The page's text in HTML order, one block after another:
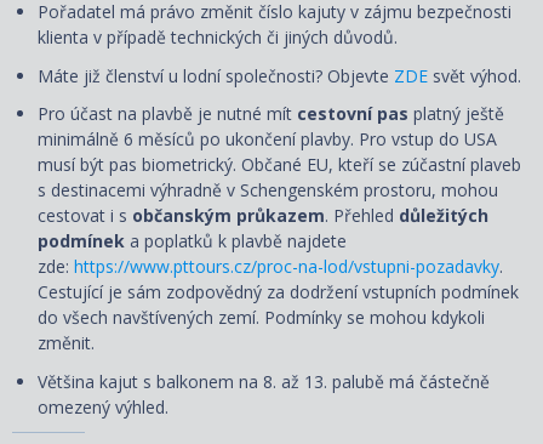
Pořadatel má právo změnit číslo kajuty v zájmu bezpečnosti
klienta v případě technických či jiných důvodů.
Máte již členství u lodní společnosti? Objevte ZDE svět výhod.
Pro účast na plavbě je nutné mít cestovní pas platný ještě
minimálně 6 měsíců po ukončení plavby. Pro vstup do USA
musí být pas biometrický. Občané EU, kteří se zúčastní plaveb
s destinacemi výhradně v Schengenském prostoru, mohou
cestovat i s občanským průkazem. Přehled důležitých
podmínek a poplatků k plavbě najdete
zde: https://www.pttours.cz/proc-na-lod/vstupni-pozadavky.
Cestující je sám zodpovědný za dodržení vstupních podmínek
do všech navštívených zemí. Podmínky se mohou kdykoli
změnit.
Většina kajut s balkonem na 8. až 13. palubě má částečně
omezený výhled.